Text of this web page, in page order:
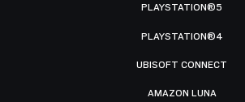
PLAYSTATION®5
PLAYSTATION®4
UBISOFT CONNECT
AMAZON LUNA